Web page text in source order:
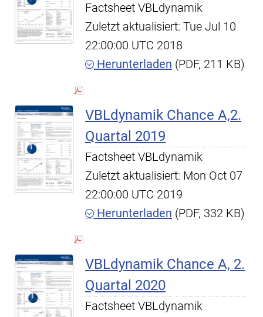
Factsheet VBLdynamik
Zuletzt aktualisiert: Tue Jul 10
22:00:00 UTC 2018
Herunterladen (PDF, 211 KB)
VBLdynamik Chance A,2.
Quartal 2019
Factsheet VBLdynamik
Zuletzt aktualisiert: Mon Oct 07
22:00:00 UTC 2019
Herunterladen (PDF, 332 KB)
VBLdynamik Chance A, 2.
Quartal 2020
Factsheet VBLdynamik